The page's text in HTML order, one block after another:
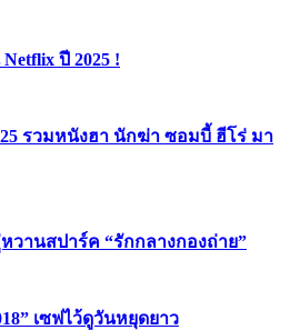
ปี 2025 !
รวมหนังฮา นักฆ่า ซอมบี้ ฮีโร่ มา
วานสปาร์ค “รักกลางกองถ่าย”
เซฟไว้ดูวันหยุดยาว